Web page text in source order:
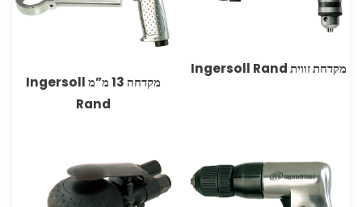
מקדחת זווית Ingersoll Rand
מקדחה 13 מ”מ Ingersoll
Rand